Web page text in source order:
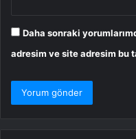
Daha sonraki
adresim ve site adresim bu